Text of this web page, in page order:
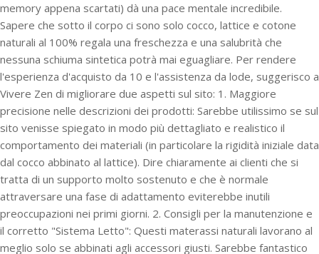
memory appena scartati) dà una pace mentale incredibile.
Sapere che sotto il corpo ci sono solo cocco, lattice e cotone
naturali al 100% regala una freschezza e una salubrità che
nessuna schiuma sintetica potrà mai eguagliare. Per rendere
l'esperienza d'acquisto da 10 e l'assistenza da lode, suggerisco a
Vivere Zen di migliorare due aspetti sul sito: 1. Maggiore
precisione nelle descrizioni dei prodotti: Sarebbe utilissimo se sul
sito venisse spiegato in modo più dettagliato e realistico il
comportamento dei materiali (in particolare la rigidità iniziale data
dal cocco abbinato al lattice). Dire chiaramente ai clienti che si
tratta di un supporto molto sostenuto e che è normale
attraversare una fase di adattamento eviterebbe inutili
preoccupazioni nei primi giorni. 2. Consigli per la manutenzione e
il corretto "Sistema Letto": Questi materassi naturali lavorano al
meglio solo se abbinati agli accessori giusti. Sarebbe fantastico